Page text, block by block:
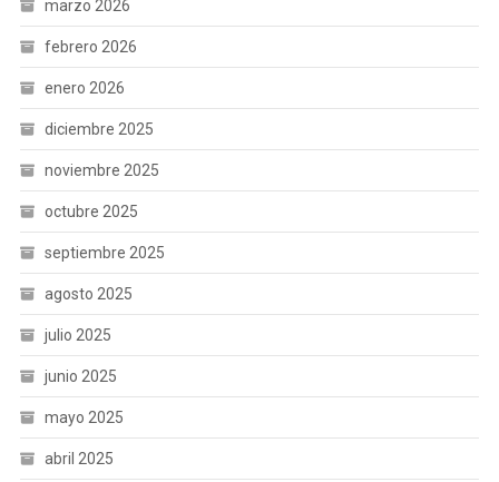
marzo 2026
febrero 2026
enero 2026
diciembre 2025
noviembre 2025
octubre 2025
septiembre 2025
agosto 2025
julio 2025
junio 2025
mayo 2025
abril 2025